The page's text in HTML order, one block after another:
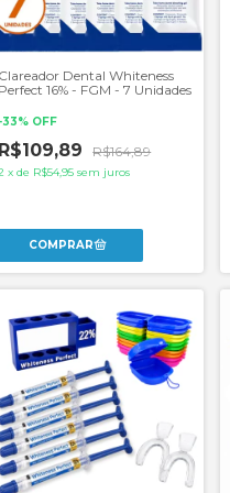
Clareador Dental Whiteness
Perfect 16% - FGM - 7 Unidades
-33% OFF
R$109,89 R$164,89
xde R$54,95 sem juros